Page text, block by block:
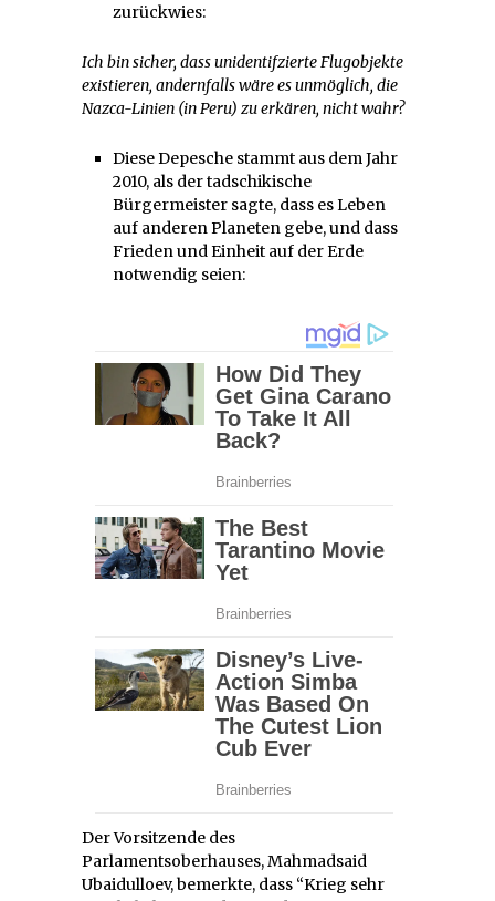
zurückwies:
Ich bin sicher, dass unidentifzierte Flugobjekte
existieren, andernfalls wäre es unmöglich, die
Nazca-Linien (in Peru) zu erkären, nicht wahr?
Diese Depesche stammt aus dem Jahr
2010, als der tadschikische
Bürgermeister sagte, dass es Leben
auf anderen Planeten gebe, und dass
Frieden und Einheit auf der Erde
notwendig seien:
Der Vorsitzende des
Parlamentsoberhauses, Mahmadsaid
Ubaidulloev, bemerkte, dass “Krieg sehr